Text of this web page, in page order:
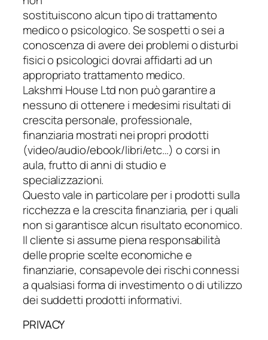
sostituiscono alcun tipo di trattamento
medico o psicologico. Se sospetti o sei a
conoscenza di avere dei problemi o disturbi
fisici o psicologici dovrai affidarti ad un
appropriato trattamento medico.
Lakshmi House Ltd non può garantire a
nessuno di ottenere i medesimi risultati di
crescita personale, professionale,
finanziaria mostrati nei propri prodotti
(video/audio/ebook/libri/etc…) o corsi in
aula, frutto di anni di studio e
specializzazioni.
Questo vale in particolare per i prodotti sulla
ricchezza e la crescita finanziaria, per i quali
non si garantisce alcun risultato economico.
Il cliente si assume piena responsabilità
delle proprie scelte economiche e
finanziarie, consapevole dei rischi connessi
a qualsiasi forma di investimento o di utilizzo
dei suddetti prodotti informativi.
PRIVACY